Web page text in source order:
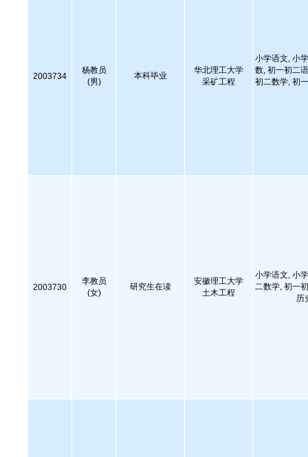
2003734
杨教员
(男)
本科毕业
华北理工大学
采矿工程
小学语文, 小
数, 初一初二
初二数学, 初
2003730
李教员
(女)
研究生在读
安徽理工大学
土木工程
小学语文, 小
二数学, 初一
历